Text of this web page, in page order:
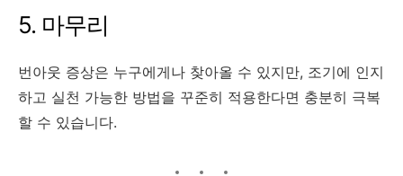
5. 마무리
번아웃 증상은 누구에게나 찾아올 수 있지만, 조기에 인지
하고 실천 가능한 방법을 꾸준히 적용한다면 충분히 극복
할 수 있습니다.